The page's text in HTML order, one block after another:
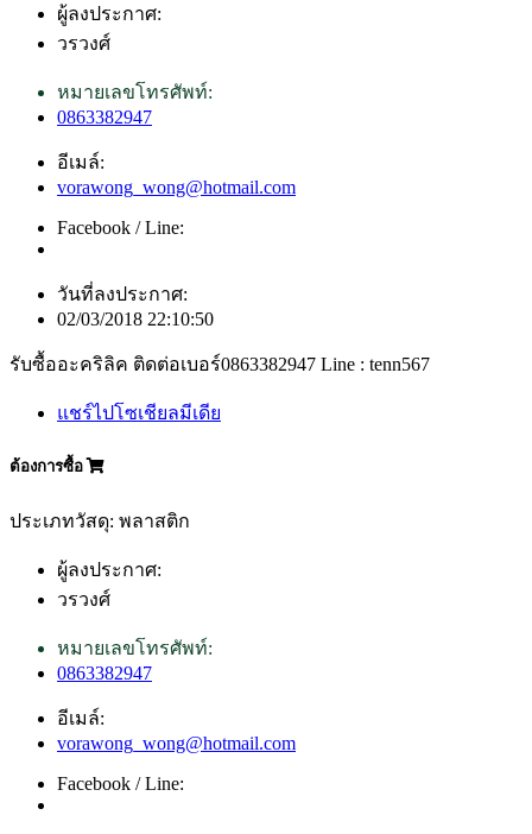
ผู้ลงประกาศ:
วรวงศ์
หมายเลขโทรศัพท์:
0863382947
อีเมล์:
vorawong_wong@hotmail.com
Facebook / Line:
วันที่ลงประกาศ:
02/03/2018 22:10:50
รับซื้ออะคริลิค ติดต่อเบอร์0863382947 Line : tenn567
แชร์ไปโซเชียลมีเดีย
ต้องการซื้อ
ประเภทวัสดุ: พลาสติก
ผู้ลงประกาศ:
วรวงศ์
หมายเลขโทรศัพท์:
0863382947
อีเมล์:
vorawong_wong@hotmail.com
Facebook / Line: